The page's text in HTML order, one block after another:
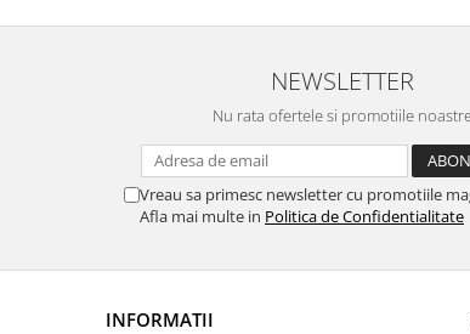
NEWSLETTER
Nu rata ofertele si promotiile
Vreau sa primesc newsletter cu promotiile
Afla mai multe in Politica de Confidentialitate
INFORMATII